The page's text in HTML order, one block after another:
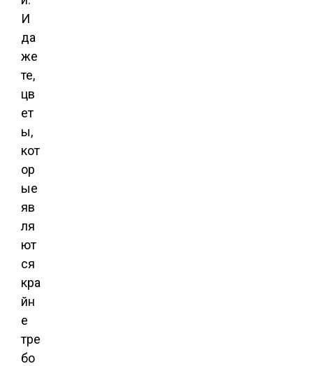
И
да
же
те,
цв
ет
ы,
кот
ор
ые
яв
ля
ют
ся
кра
йн
е
тре
бо